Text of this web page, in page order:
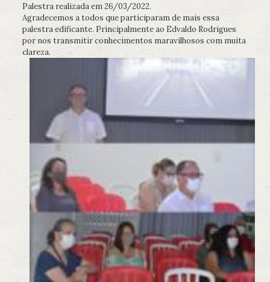
Palestra realizada em 26/03/2022.
Agradecemos a todos que participaram de mais essa
palestra edificante. Principalmente ao Edvaldo Rodrigues
por nos transmitir conhecimentos maravilhosos com muita
clareza.